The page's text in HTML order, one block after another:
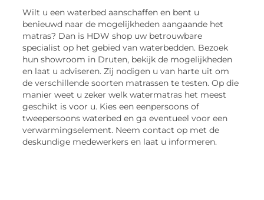
Wilt u een waterbed aanschaffen en bent u
benieuwd naar de mogelijkheden aangaande het
matras? Dan is HDW shop uw betrouwbare
specialist op het gebied van waterbedden. Bezoek
hun showroom in Druten, bekijk de mogelijkheden
en laat u adviseren. Zij nodigen u van harte uit om
de verschillende soorten matrassen te testen. Op die
manier weet u zeker welk watermatras het meest
geschikt is voor u. Kies een eenpersoons of
tweepersoons waterbed en ga eventueel voor een
verwarmingselement. Neem contact op met de
deskundige medewerkers en laat u informeren.